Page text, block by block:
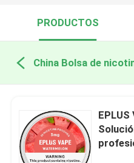
PRODUCTOS
China Bolsa de